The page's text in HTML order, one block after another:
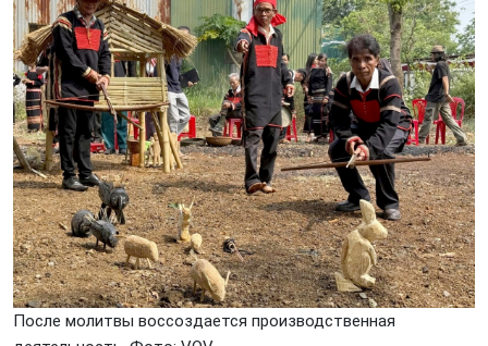
После молитвы воссоздается производственная